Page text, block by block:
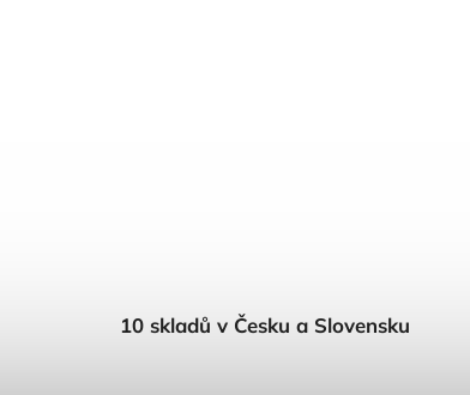
10 skladů v Česku a Slovensku